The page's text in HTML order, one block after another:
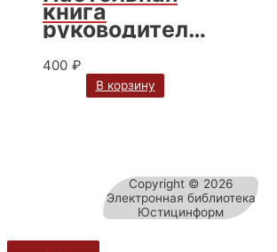
Лахно, И.С.
Шиткина
книга
руководителя
организации:
правовые
основы / отв.
ред. И. С.
400 ₽
В корзину
Copyright © 2026
Электронная библиотека
Юстицинформ